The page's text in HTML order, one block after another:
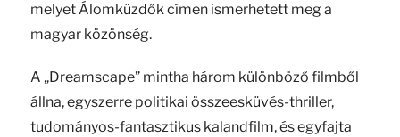
melyet Álomküzdők címen ismerhetett meg a
magyar közönség.
A „Dreamscape” mintha három különböző filmből
állna, egyszerre politikai összeesküvés-thriller,
tudományos-fantasztikus kalandfilm, és egyfajta